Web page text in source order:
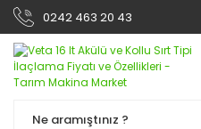
0242 463 20 43